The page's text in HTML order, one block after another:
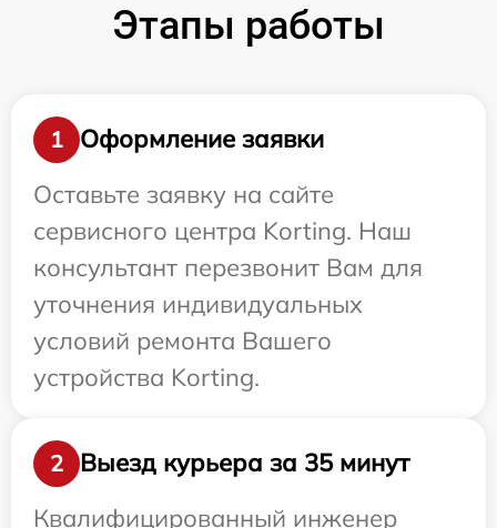
Этапы работы
1
Оформление заявки
Оставьте заявку на сайте
сервисного центра Korting. Наш
консультант перезвонит Вам для
уточнения индивидуальных
условий ремонта Вашего
устройства Korting.
2
Выезд курьера за 35 минут
Квалифицированный инженер